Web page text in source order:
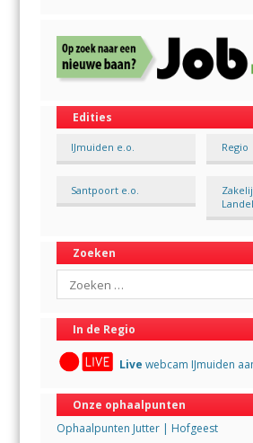
Edities
IJmuiden e.o. Regio
Santpoort e.o.
Zoeken
Search
In de Regio
Live webcam IJmuiden
Onze ophaalpunten
Ophaalpunten Jutter | Hofgeest